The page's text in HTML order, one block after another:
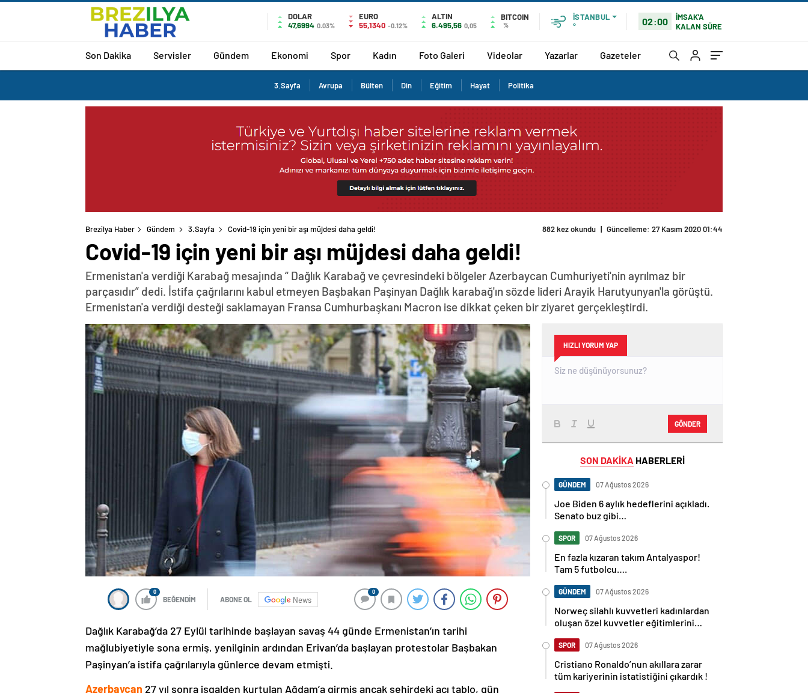
DOLAR
47,6994 0.03%
EURO
55,1340 -0.12%
ALTIN
6.495,56 0,05
BITCOIN
%
İSTANBUL
°
02:00
İMSAK'A
KALAN SÜRE
Son Dakika Servisler Gündem Ekonomi Spor Kadın Foto Galeri Videolar Yazarlar Gazeteler
3.Sayfa Avrupa Bülten Din Eğitim Hayat Politika
Brezilya Haber Gündem 3.Sayfa Covid-19 için yeni bir aşı müjdesi daha geldi! 882 kez okundu | Güncelleme: 27 Kasım 2020 01:44
Covid-19 için yeni bir aşı müjdesi daha geldi!
Ermenistan'a verdiği Karabağ mesajında “ Dağlık Karabağ ve çevresindeki bölgeler Azerbaycan Cumhuriyeti'nin ayrılmaz bir
parçasıdır” dedi. İstifa çağrılarını kabul etmeyen Başbakan Paşinyan Dağlık karabağ'ın sözde lideri Arayik Harutyunyan'la görüştü.
Ermenistan'a verdiği desteği saklamayan Fransa Cumhurbaşkanı Macron ise dikkat çeken bir ziyaret gerçekleştirdi.
0
BEĞENDİM ABONE OL News
0
Dağlık Karabağ’da 27 Eylül tarihinde başlayan savaş 44 günde Ermenistan’ın tarihi
mağlubiyetiyle sona ermiş, yenilginin ardından Erivan’da başlayan protestolar Başbakan
Paşinyan’a istifa çağrılarıyla günlerce devam etmişti.
Azerbaycan 27 yıl sonra işgalden kurtulan Ağdam’a girmiş ancak şehirdeki acı tablo, gün
HIZLI YORUM YAP
GÖNDER
SON DAKİKA HABERLERİ
GÜNDEM 07 Ağustos 2026
Joe Biden 6 aylık hedeflerini açıkladı.
Senato buz gibi…
SPOR 07 Ağustos 2026
En fazla kızaran takım Antalyaspor!
Tam 5 futbolcu….
GÜNDEM 07 Ağustos 2026
Norweç silahlı kuvvetleri kadınlardan
oluşan özel kuvvetler eğitimlerini
SPOR 07 Ağustos 2026
Cristiano Ronaldo’nun akıllara zarar
tüm kariyerinin istatistiğini çıkardık !